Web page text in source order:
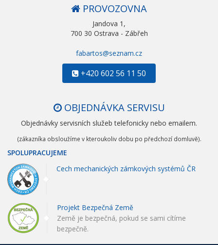
PROVOZOVNA
Jandova 1,
700 30 Ostrava - Zábřeh
fabartos@seznam.cz
+420 602 56 11 50
OBJEDNÁVKA SERVISU
Objednávky servisních služeb telefonicky nebo emailem.
(zákazníka obsloužíme v kteroukoliv dobu po předchozí domluvě).
SPOLUPRACUJEME
Cech mechanických zámkových systémů ČR
Projekt Bezpečná Země
Země je bezpečná, pokud se sami cítíme
bezpečně.